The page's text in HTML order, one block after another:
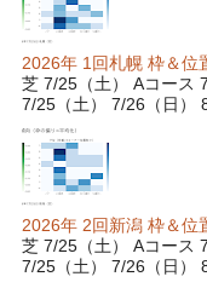
2026年 1回札幌 枠＆位
芝 7/25（土） Aコース
7/25（土） 7/26（日）
2026年 2回新潟 枠＆位
芝 7/25（土） Aコース
7/25（土） 7/26（日）